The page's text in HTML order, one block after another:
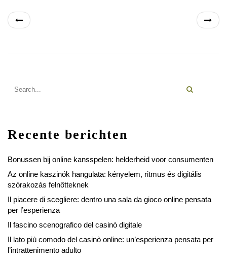
Recente berichten
Bonussen bij online kansspelen: helderheid voor consumenten
Az online kaszinók hangulata: kényelem, ritmus és digitális
szórakozás felnőtteknek
Il piacere di scegliere: dentro una sala da gioco online pensata
per l’esperienza
Il fascino scenografico del casinò digitale
Il lato più comodo del casinò online: un’esperienza pensata per
l’intrattenimento adulto